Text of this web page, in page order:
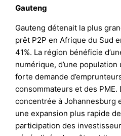
Gauteng
Gauteng détenait la plus
prêt P2P en Afrique du Sud
41%. La région bénéficie
numérique, d’une population
forte demande
consommateurs et des PME.
concentrée à Johannesburg
une expansion plus rapide
participation des